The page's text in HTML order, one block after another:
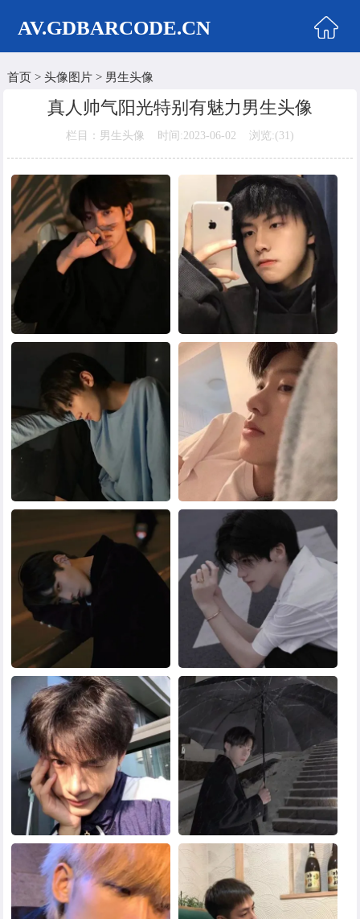
AV.GDBARCODE.CN
首页
两性商城
女生头像
美女头像
男生头像
卡通动漫
黑白头像
其他头像
首页> 头像图片> 男生头像
真人帅气阳光特别有魅力男生头像
栏目：男生头像 时间:2023-06-02 浏览:(31)